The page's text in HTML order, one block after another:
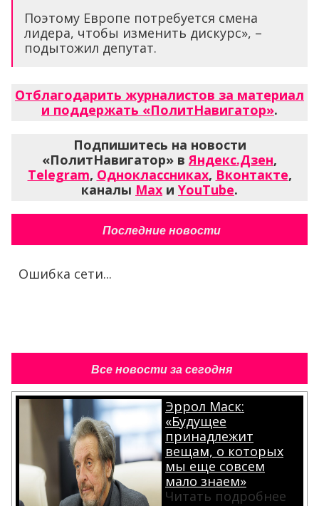
Поэтому Европе потребуется смена
лидера, чтобы изменить дискурс», –
подытожил депутат.
Отблагодарить журналистов за материал
и поддержать «ПолитНавигатор».
Подпишитесь на новости
«ПолитНавигатор» вЯндекс.Дзен,
Telegram, Одноклассниках, Вконтакте,
каналы Max и YouTube.
Последние новости
Ошибка сети...
Все новости за сегодня
Эррол Маск:
«Будущее
принадлежит
вещам, о которых
мы еще совсем
мало знаем»
Читать подробнее